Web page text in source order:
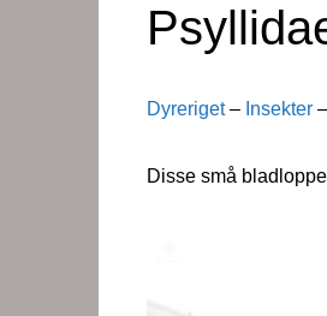
Dyreriget– Insekter –
Disse små